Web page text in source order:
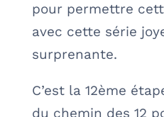
pour permettre
avec cette série
surprenante.
C’est la 12ème
du chemin des 12